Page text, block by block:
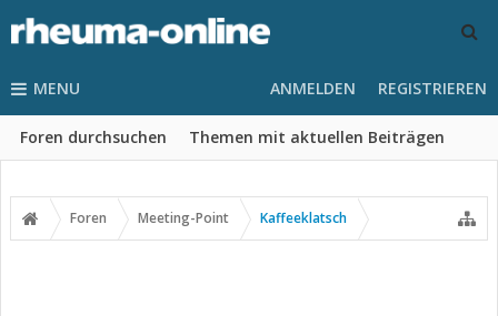
MENU
Foren durchsuchen Themen mit aktuellen Beiträgen
ANMELDEN REGISTRIEREN
Foren Meeting-Point Kaffeeklatsch